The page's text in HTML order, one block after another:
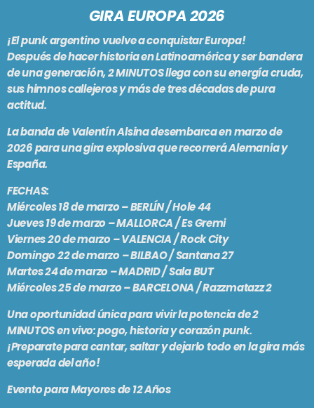
BARCELONA
MALLORCA
TIENDA
EN VIVO AHORA!
En vivo
UN CUENTO ARGENTO
9:30 am - 1:00 pm
GIRA EUROPA 2026
¡El punk argentino vuelve a conquistar Europa!
Después de hacer historia en Latinoamérica y ser bandera
de una generación,2 MINUTOSllega con su energía cruda,
sus himnos callejeros y más de tres décadas de pura
actitud.
La banda de Valentín Alsina desembarca en marzo de
2026 para una gira explosiva que recorrerá Alemania y
España.
FECHAS:
Miércoles 18 de marzo – BERLÍN / Hole 44
Jueves 19 de marzo – MALLORCA / Es Gremi
Viernes 20 de marzo – VALENCIA / Rock City
Domingo 22 de marzo – BILBAO / Santana 27
Martes 24 de marzo – MADRID / Sala BUT
Miércoles 25 de marzo – BARCELONA / Razzmatazz 2
Una oportunidad única para vivir la potencia de2
MINUTOSen vivo: pogo, historia y corazón punk.
¡Preparate para cantar, saltar y dejarlo todo en la gira más
esperada del año!
Evento para Mayores de 12 Años